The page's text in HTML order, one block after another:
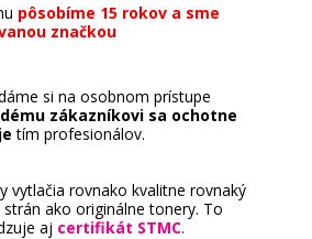
pôsobíme 15 rokov a sme
značkou
si na osobnom prístupe
zákazníkovi sa ochotne
tím profesionálov.
vytlačia rovnako kvalitne rovnaký
ako originálne tonery. To
aj certifikát STMC.